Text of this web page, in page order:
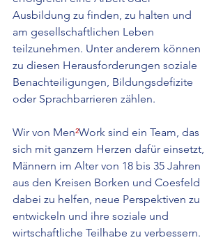
Ausbildung zu finden, zu halten und
am gesellschaftlichen Leben
teilzunehmen. Unter anderem können
zu diesen Herausforderungen soziale
Benachteiligungen, Bildungsdefizite
oder Sprachbarrieren zählen.
Wir von Men²Work sind ein Team, das
sich mit ganzem Herzen dafür einsetzt,
Männern im Alter von 18 bis 35 Jahren
aus den Kreisen Borken und Coesfeld
dabei zu helfen, neue Perspektiven zu
entwickeln und ihre soziale und
wirtschaftliche Teilhabe zu verbessern.